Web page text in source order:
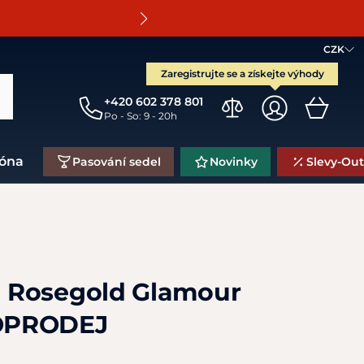
CZK
Zaregistrujte se a získejte výhody
+420 602 378 801
Po - So: 9 - 20h
Pasování sedel Novinky Slevy-
Rosegold Glamour